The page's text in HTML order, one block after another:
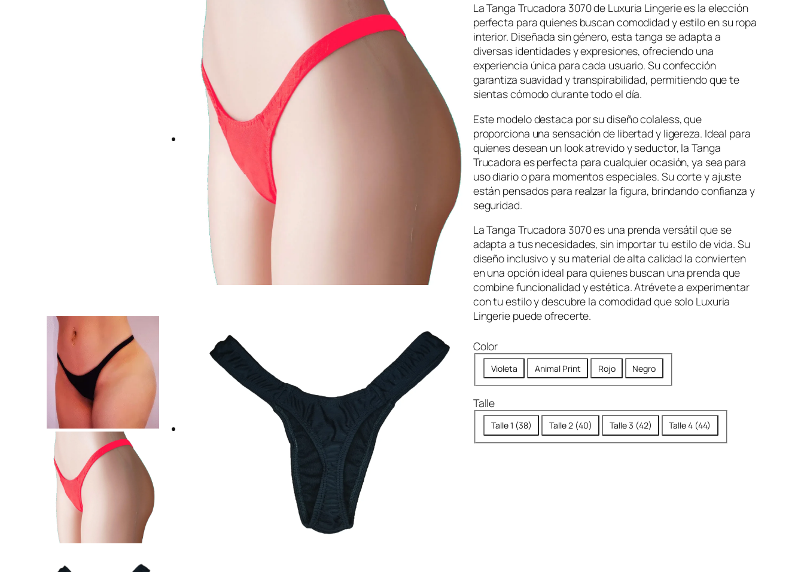
La Tanga Trucadora 3070 de Luxuria Lingerie es la elección
perfecta para quienes buscan comodidad y estilo en su ropa
interior. Diseñada sin género, esta tanga se adapta a
diversas identidades y expresiones, ofreciendo una
experiencia única para cada usuario. Su confección
garantiza suavidad y transpirabilidad, permitiendo que te
sientas cómodo durante todo el día.
Este modelo destaca por su diseño colaless, que
proporciona una sensación de libertad y ligereza. Ideal para
quienes desean un look atrevido y seductor, la Tanga
Trucadora es perfecta para cualquier ocasión, ya sea para
uso diario o para momentos especiales. Su corte y ajuste
están pensados para realzar la figura, brindando confianza y
seguridad.
La Tanga Trucadora 3070 es una prenda versátil que se
adapta a tus necesidades, sin importar tu estilo de vida. Su
diseño inclusivo y su material de alta calidad la convierten
en una opción ideal para quienes buscan una prenda que
combine funcionalidad y estética. Atrévete a experimentar
con tu estilo y descubre la comodidad que solo Luxuria
Lingerie puede ofrecerte.
Color
Violeta Animal Print Rojo Negro
Talle
Talle 1 (38) Talle 2 (40) Talle 3 (42) Talle 4 (44)